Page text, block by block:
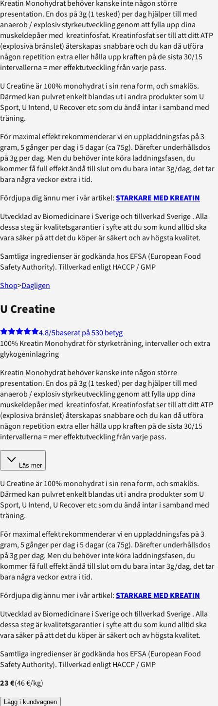
Kreatin Monohydrat behöver kanske inte någon större
presentation. En dos på 3g (1 tesked) per dag hjälper till med
anaerob / explosiv styrkeutveckling genom att fylla upp dina
muskeldepåer med kreatinfosfat. Kreatinfosfat ser till att ditt ATP
(explosiva bränslet) återskapas snabbare och du kan då utföra
någon repetition extra eller hålla upp kraften på de sista 30/15
intervallerna = mer effektutveckling från varje pass.
U Creatine är 100% monohydrat i sin rena form, och smaklös.
Därmed kan pulvret enkelt blandas ut i andra produkter som U
Sport, U Intend, U Recover etc som du ändå intar i samband med
träning.
För maximal effekt rekommenderar vi en uppladdningsfas på 3
gram, 5 gånger per dag i 5 dagar (ca 75g). Därefter underhållsdos
på 3g per dag. Men du behöver inte köra laddningsfasen, du
kommer få full effekt ändå till slut om du bara intar 3g/dag, det tar
bara några veckor extra i tid.
Fördjupa dig ännu mer i vår artikel:STARKARE MED KREATIN
Utvecklad av Biomedicinare i Sverige och tillverkad Sverige . Alla
dessa steg är kvalitetsgarantier i syfte att du som kund alltid ska
vara säker på att det du köper är säkert och av högsta kvalitet.
Samtliga ingredienser är godkända hos EFSA (European Food
Safety Authority). Tillverkad enligt HACCP / GMP
Shop>Dagligen
U Creatine
4.8/5baserat på 530 betyg
100% Kreatin Monohydrat för styrketräning, intervaller och extra
glykogeninlagring
Kreatin Monohydrat behöver kanske inte någon större
presentation. En dos på 3g (1 tesked) per dag hjälper till med
anaerob / explosiv styrkeutveckling genom att fylla upp dina
muskeldepåer med kreatinfosfat. Kreatinfosfat ser till att ditt ATP
(explosiva bränslet) återskapas snabbare och du kan då utföra
någon repetition extra eller hålla upp kraften på de sista 30/15
intervallerna = mer effektutveckling från varje pass.
Läs mer
U Creatine är 100% monohydrat i sin rena form, och smaklös.
Därmed kan pulvret enkelt blandas ut i andra produkter som U
Sport, U Intend, U Recover etc som du ändå intar i samband med
träning.
För maximal effekt rekommenderar vi en uppladdningsfas på 3
gram, 5 gånger per dag i 5 dagar (ca 75g). Därefter underhållsdos
på 3g per dag. Men du behöver inte köra laddningsfasen, du
kommer få full effekt ändå till slut om du bara intar 3g/dag, det tar
bara några veckor extra i tid.
Fördjupa dig ännu mer i vår artikel:STARKARE MED KREATIN
Utvecklad av Biomedicinare i Sverige och tillverkad Sverige . Alla
dessa steg är kvalitetsgarantier i syfte att du som kund alltid ska
vara säker på att det du köper är säkert och av högsta kvalitet.
Samtliga ingredienser är godkända hos EFSA (European Food
Safety Authority). Tillverkad enligt HACCP / GMP
23 €(46 €/kg)
Lägg i kundvagnen